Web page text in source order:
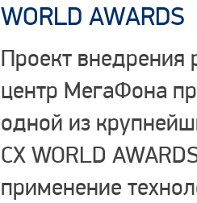
WORLD AWARDS
Проект внедрения
центр МегаФона
одной из
СХ WORLD
применение